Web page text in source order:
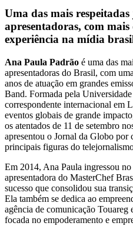
Uma das mais
apresentadoras, com mais
experiência na mídia
Ana Paula Padrão é uma das
apresentadoras do Brasil, com
anos de atuação em grandes
Band. Formada pela
correspondente internacional em
eventos globais de grande
os atentados de 11 de setembro
apresentou o Jornal da Globo por
principais figuras do
Em 2014, Ana Paula ingressou
apresentadora do MasterChef
sucesso que consolidou sua
Ela também se dedica ao
agência de comunicação
focada no empoderamento e